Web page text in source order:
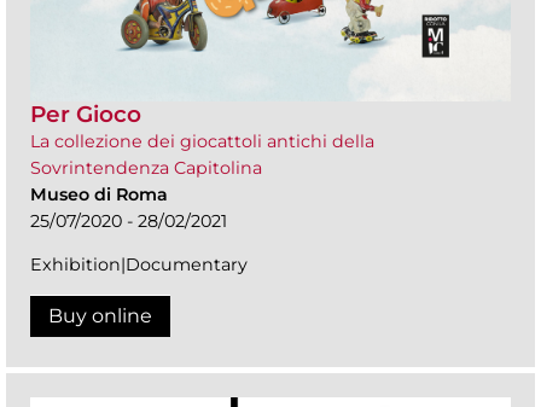
Per Gioco
La collezione dei giocattoli antichi della
Sovrintendenza Capitolina
Museo di Roma
25/07/2020 - 28/02/2021
Exhibition|Documentary
Buy online